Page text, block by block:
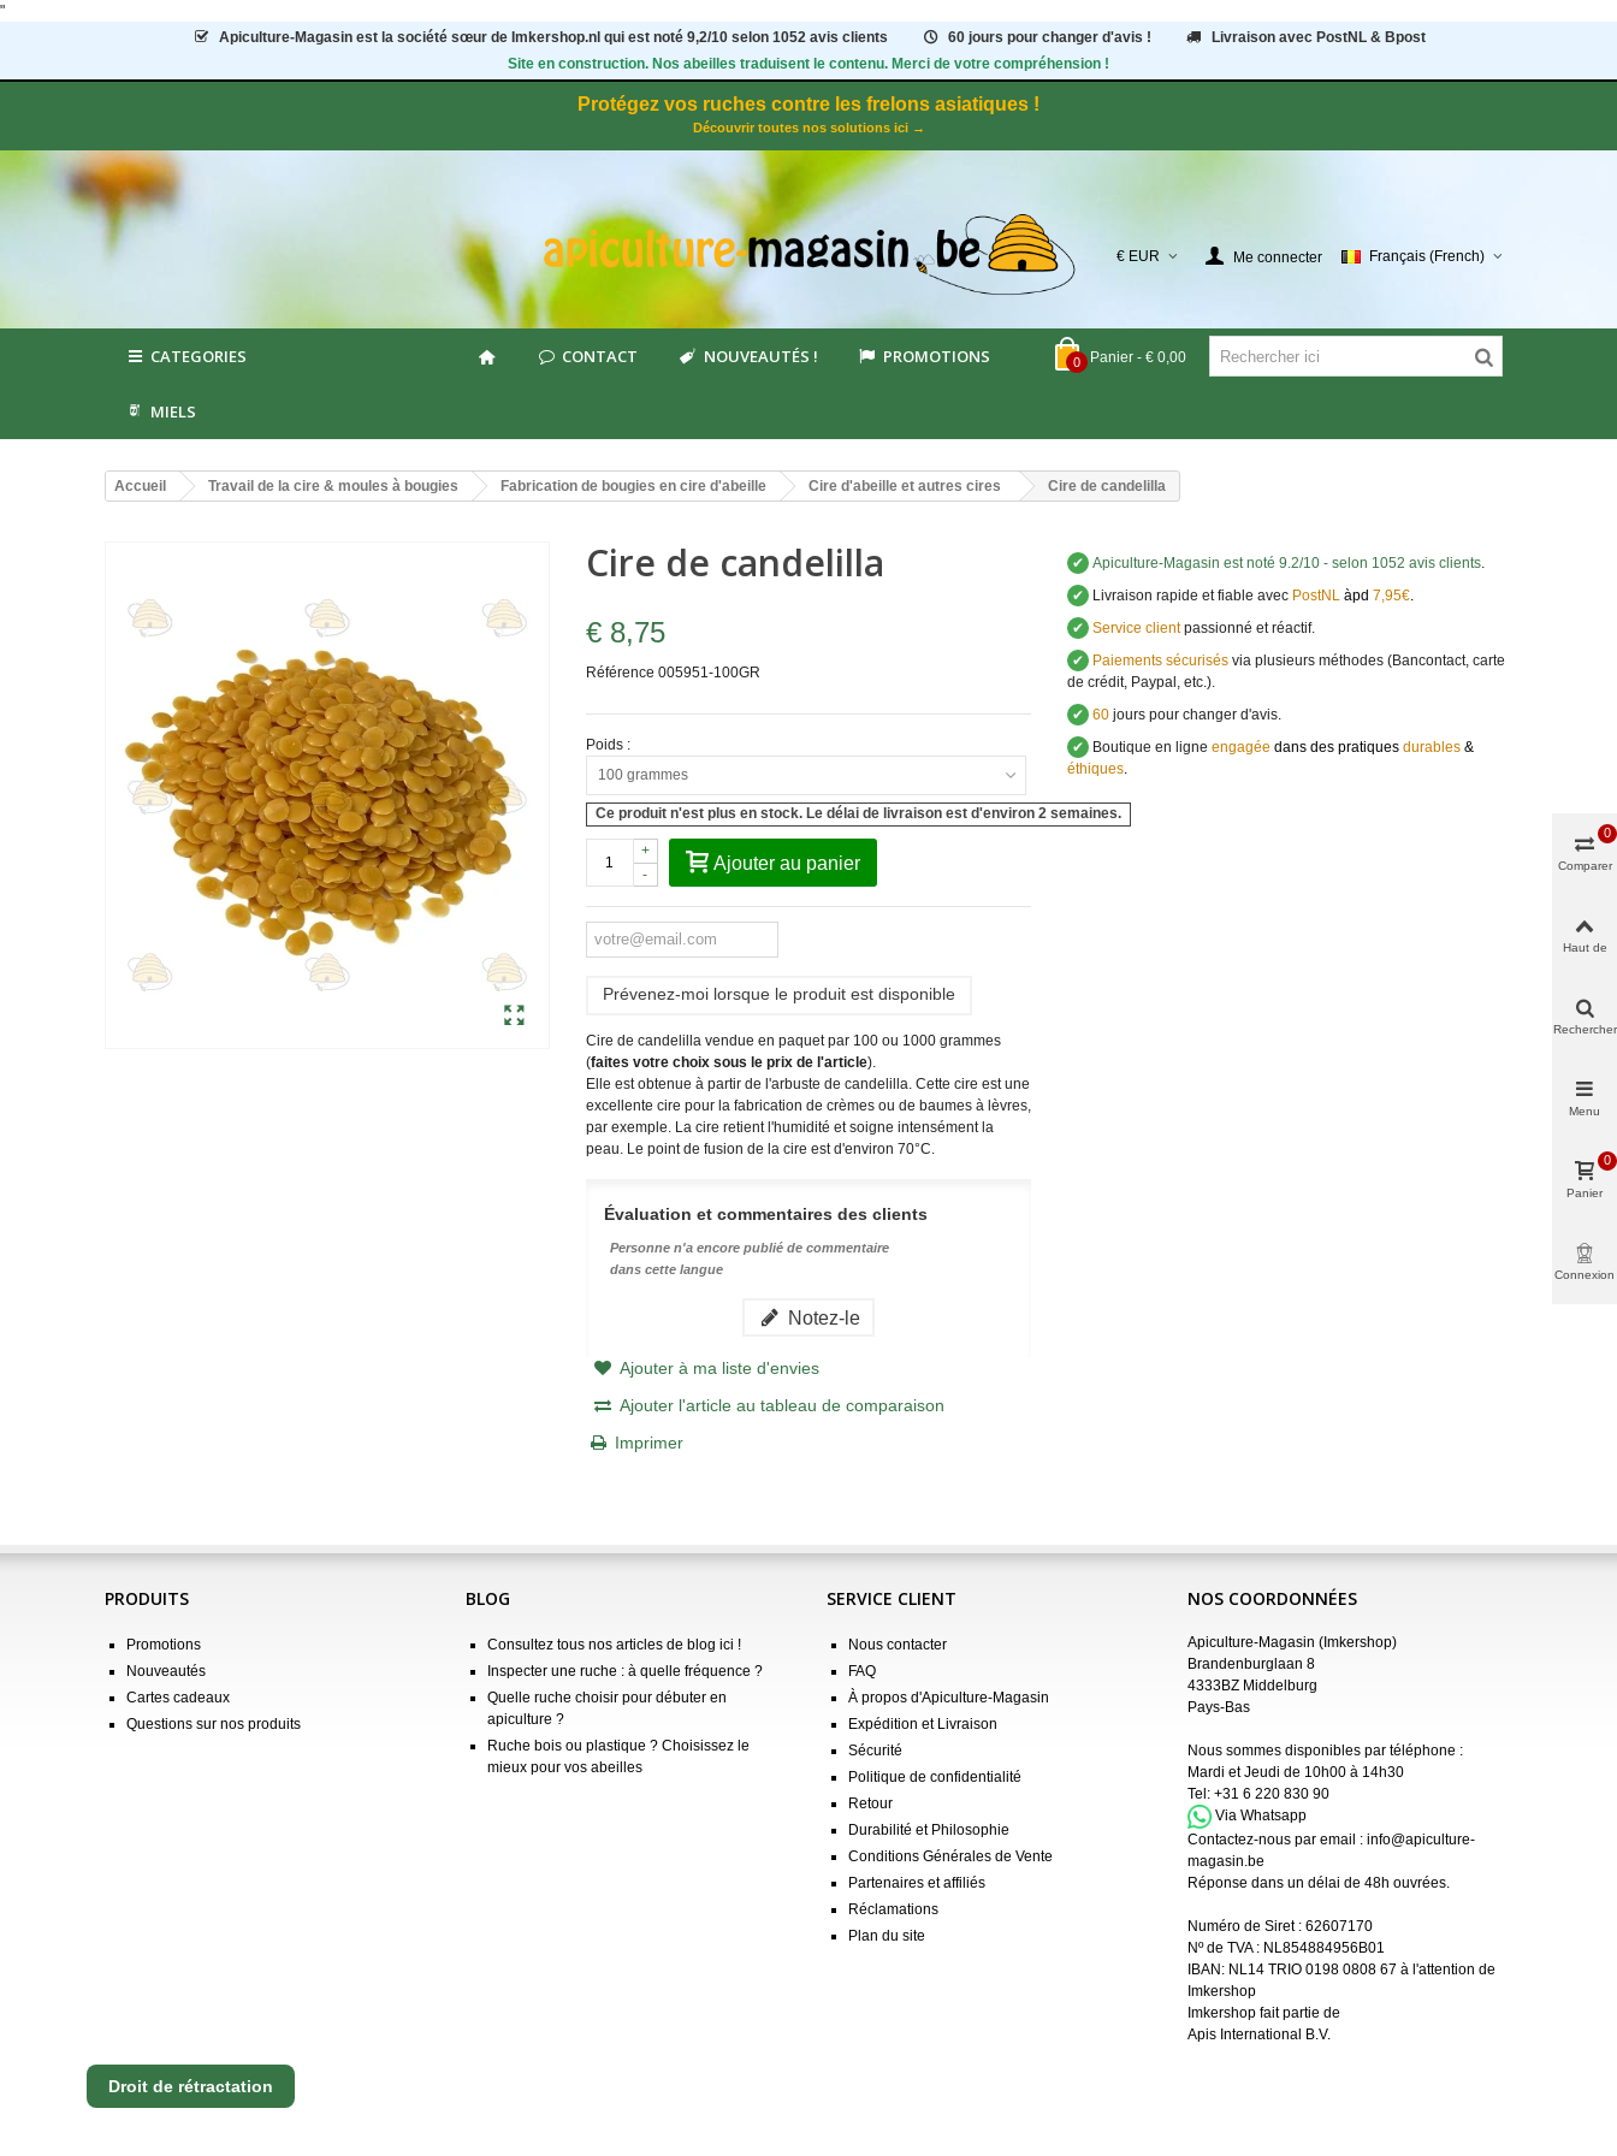
"
Apiculture-Magasin est la société sœur de Imkershop.nl qui est noté 9,2/10 selon 1052avis clients 60 jours pour changer d'avis !
Livraison avec PostNL & Bpost
Site en construction. Nos abeilles traduisent le contenu. Merci de votre compréhension !
Protégez vos ruches contre les frelons asiatiques !
Découvrir toutes nos solutions ici →
€ EUR Me connecter Français (French)
0 Panier - € 0,00
CATEGORIES CONTACT NOUVEAUTÉS ! PROMOTIONS
MIELS
Accueil Travail de la cire & moules à bougies Fabrication de bougies en cire d'abeille Cire d'abeille et autres cires Cire de candelilla
Cire de candelilla
€ 8,75
Référence 005951-100GR
Poids :
100 grammes
Ce produit n'est plus en stock. Le délai de livraison est d'environ 2 semaines.
-
+
Ajouter au panier
Prévenez-moi lorsque le produit est disponible
Cire de candelilla vendue en paquet par 100 ou 1000 grammes
(faites votre choix sous le prix de l'article).
Elle est obtenue à partir de l'arbuste de candelilla. Cette cire est une
excellente cire pour la fabrication de crèmes ou de baumes à lèvres,
par exemple. La cire retient l'humidité et soigne intensément la
peau. Le point de fusion de la cire est d'environ 70°C.
Évaluation et commentaires des clients
Personne n'a encore publié de commentaire
dans cette langue
Notez-le
Ajouter à ma liste d'envies
Ajouter l'article au tableau de comparaison
Imprimer
✔ Apiculture-Magasin est noté 9.2/10 - selon 1052 avis clients.
✔ Livraison rapide et fiable avecPostNL àpd 7,95€.
✔ Service clientpassionné et réactif.
✔ Paiements sécurisésvia plusieurs méthodes (Bancontact, carte
de crédit, Paypal, etc.).
✔ 60jours pour changer d'avis.
✔ Boutique en ligne engagée dans des pratiques durables&
éthiques.
PRODUITS
Promotions
Nouveautés
Cartes cadeaux
Questions sur nos produits
BLOG
Consultez tous nos articles de blog ici !
Inspecter une ruche : à quelle fréquence ?
Quelle ruche choisir pour débuter en
apiculture ?
Ruche bois ou plastique ? Choisissez le
mieux pour vos abeilles
SERVICE CLIENT
Nous contacter
FAQ
À propos d'Apiculture-Magasin
Expédition et Livraison
Sécurité
Politique de confidentialité
Retour
Durabilité et Philosophie
Conditions Générales de Vente
Partenaires et affiliés
Réclamations
Plan du site
NOS COORDONNÉES
Apiculture-Magasin (Imkershop)
Brandenburglaan 8
4333BZ Middelburg
Pays-Bas
Nous sommes disponibles par téléphone :
Mardi et Jeudi de 10h00 à 14h30
Tel: +31 6 220 830 90
Via Whatsapp
Contactez-nous par email : info@apiculture-
magasin.be
Réponse dans un délai de 48h ouvrées.
Numéro de Siret : 62607170
Nº de TVA : NL854884956B01
IBAN: NL14 TRIO 0198 0808 67 à l'attention de
Imkershop
Imkershop fait partie de
Apis International B.V.
Droit de rétractation
Comparer
0
Haut de
Rechercher
Menu
Panier
0
Connexion